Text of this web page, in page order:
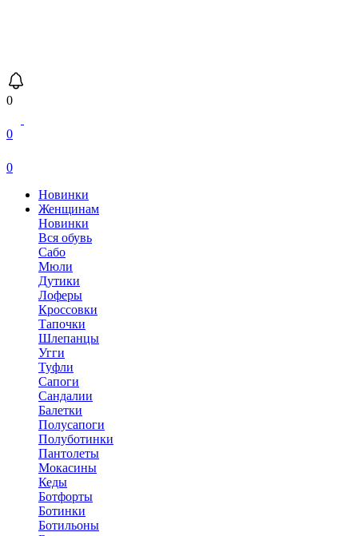
0
0
0
Новинки
Женщинам
Новинки
Вся обувь
Сабо
Мюли
Дутики
Лоферы
Кроссовки
Тапочки
Шлепанцы
Угги
Туфли
Сапоги
Сандалии
Балетки
Полусапоги
Полуботинки
Пантолеты
Мокасины
Кеды
Ботфорты
Ботинки
Ботильоны